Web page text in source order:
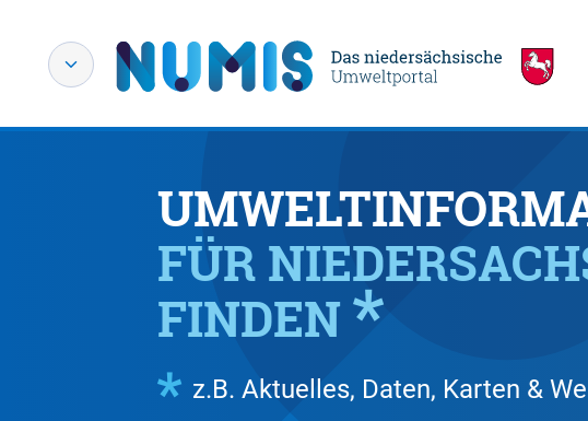
FÜR
FINDEN
z.B. Aktuelles, Daten, Karten &